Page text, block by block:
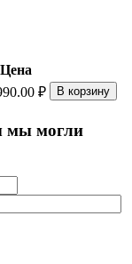
Цена
₽ В корзину
мы могли